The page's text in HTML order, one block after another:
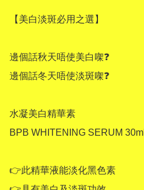
【美白淡斑必用之選】
邊個話秋天唔使美白㗎❓
邊個話冬天唔使淡斑㗎❓
水凝美白精華素
BPB WHITENING SERUM 30ml
👉此精華液能淡化黑色素